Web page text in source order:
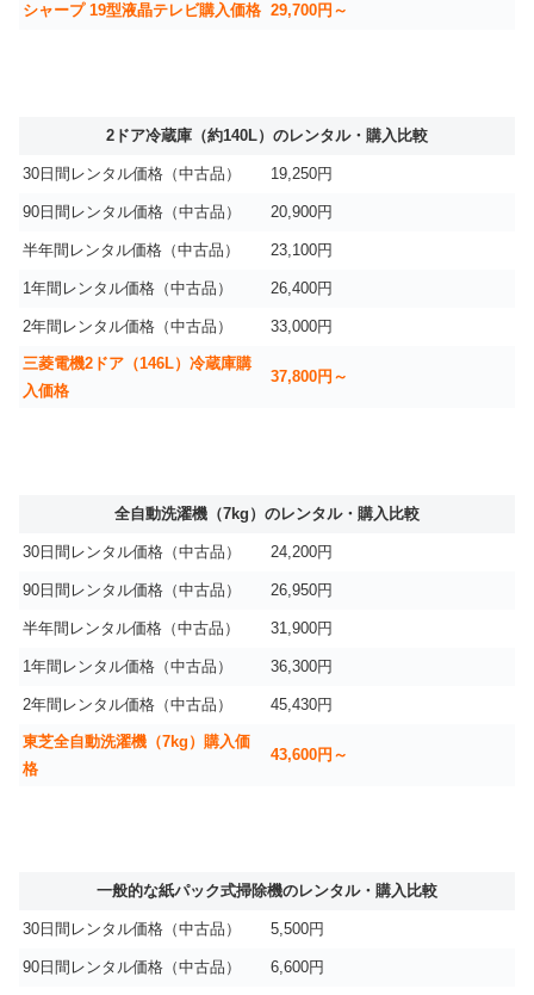
シャープ 19型液晶テレビ購入価格 29,700円～
2ドア冷蔵庫（約140L）のレンタル・購入比較
30日間レンタル価格（中古品） 19,250円
90日間レンタル価格（中古品） 20,900円
半年間レンタル価格（中古品） 23,100円
1年間レンタル価格（中古品） 26,400円
2年間レンタル価格（中古品） 33,000円
三菱電機2ドア（146L）冷蔵庫購
入価格
37,800円～
全自動洗濯機（7kg）のレンタル・購入比較
30日間レンタル価格（中古品） 24,200円
90日間レンタル価格（中古品） 26,950円
半年間レンタル価格（中古品） 31,900円
1年間レンタル価格（中古品） 36,300円
2年間レンタル価格（中古品） 45,430円
東芝全自動洗濯機（7kg）購入価
格
43,600円～
一般的な紙パック式掃除機のレンタル・購入比較
30日間レンタル価格（中古品） 5,500円
90日間レンタル価格（中古品） 6,600円